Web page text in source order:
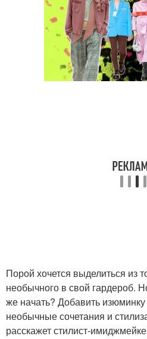
Порой хочется выделиться из
необычного в свой гардероб.
же начать? Добавить
необычные сочетания и
расскажет стилист-